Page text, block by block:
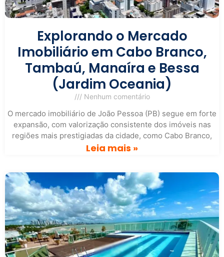
Explorando o Mercado
Imobiliário em Cabo Branco,
Tambaú, Manaíra e Bessa
(Jardim Oceania)
Nenhum comentário
O mercado imobiliário de João Pessoa (PB) segue em forte
expansão, com valorização consistente dos imóveis nas
regiões mais prestigiadas da cidade, como Cabo Branco,
Leia mais »